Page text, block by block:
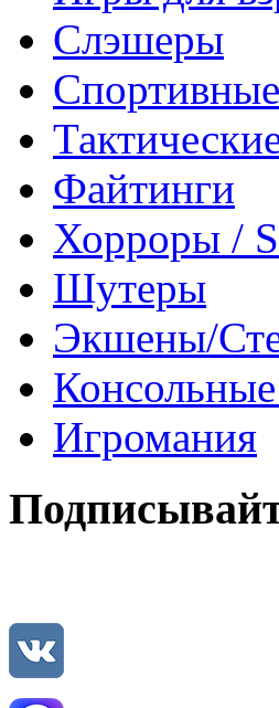
Слэшеры
Файтинги
Хорроры /
Шутеры
Экшены/
Игромания